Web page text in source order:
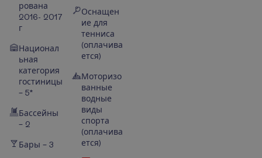
рована
2016- 2017
г
Национал
ьная
категория
гостиницы
– 5*
Бассейны
– 2
Бары – 3
Оснащен
ие для
тенниса
(оплачива
ется)
Моторизо
ванные
водные
виды
спорта
(оплачива
ется)